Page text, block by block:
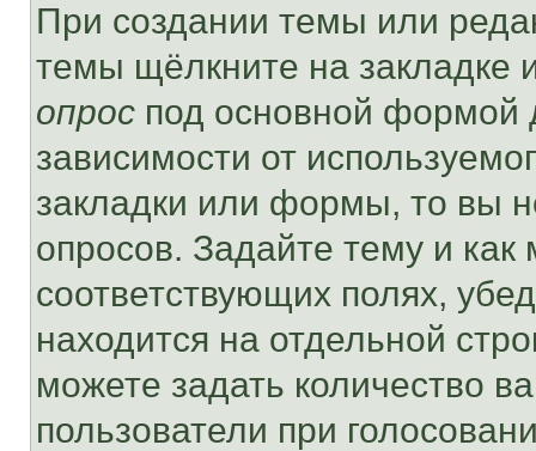
При создании темы или
темы щёлкните на
опрос под основной формой
зависимости от
закладки или формы, то вы
опросов. Задайте тему и
соответствующих полях,
находится на отдельной
можете задать количество
пользователи при